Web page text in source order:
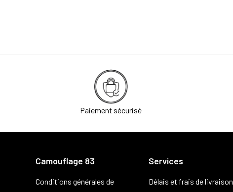
Paiement sécurisé
Camouflage 83
Conditions générales de
Services
Délais et frais de livraison